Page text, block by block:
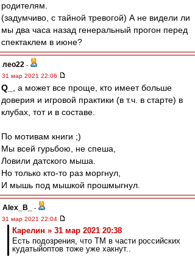
родителям.
(задумчиво, с тайной тревогой) А не видели ли
мы два часа назад генеральный прогон перед
спектаклем в июне?
лео22 -
31 мар 2021 22:06
Q_
, а может все проще, кто имеет больше
доверия и игровой практики (в т.ч. в старте) в
клубах, тот и в составе.
По мотивам книги ;)
Мы всей гурьбою, не спеша,
Ловили датского мыша.
Но только кто-то раз моргнул,
И мышь под мышкой прошмыгнул.
Alex_B_
-
31 мар 2021 22:04
Карелин » 31 мар 2021 20:38
Есть подозрения, что ТМ в части российских
кудатыйоптов тоже уже хакнут..